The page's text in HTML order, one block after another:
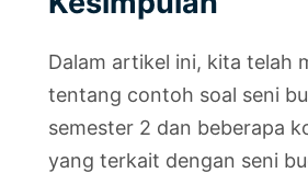
Dalam artikel ini, kita telah
tentang contoh soal seni
semester 2 dan beberapa
yang terkait dengan seni